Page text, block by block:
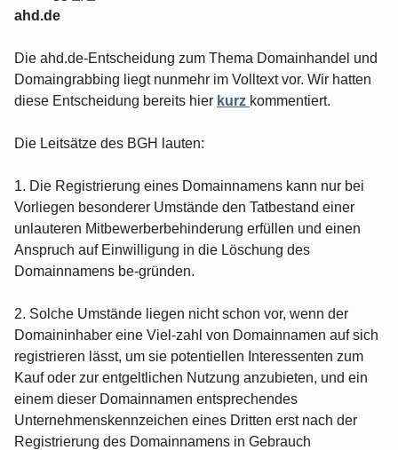
ahd.de
Die ahd.de-Entscheidung zum Thema Domainhandel und
Domaingrabbing liegt nunmehr im Volltext vor. Wir hatten
diese Entscheidung bereits hier kurz kommentiert.
Die Leitsätze des BGH lauten:
1. Die Registrierung eines Domainnamens kann nur bei
Vorliegen besonderer Umstände den Tatbestand einer
unlauteren Mitbewerberbehinderung erfüllen und einen
Anspruch auf Einwilligung in die Löschung des
Domainnamens be-gründen.
2. Solche Umstände liegen nicht schon vor, wenn der
Domaininhaber eine Viel-zahl von Domainnamen auf sich
registrieren lässt, um sie potentiellen Interessenten zum
Kauf oder zur entgeltlichen Nutzung anzubieten, und ein
einem dieser Domainnamen entsprechendes
Unternehmenskennzeichen eines Dritten erst nach der
Registrierung des Domainnamens in Gebrauch